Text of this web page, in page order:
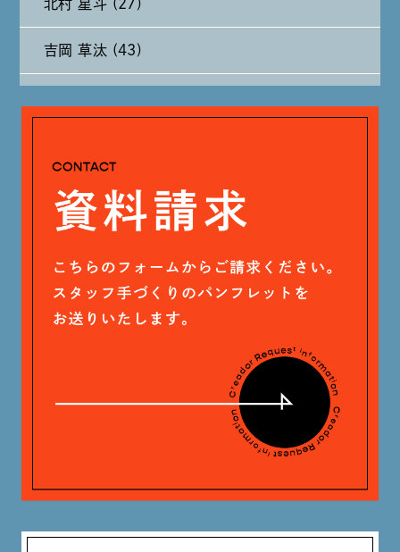
2024年7月 (11)
2024年6月 (12)
北村 星斗 (27)
吉岡 草汰 (43)
戸田 好紀 (81)
木村 珠梨音 (101)
神定 龍杜 (13)